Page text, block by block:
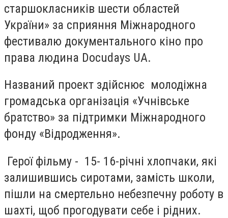
старшокласників шести областей
України» за сприяння Міжнародного
фестивалю документального кіно про
права людина Docudays UA.
Названий проект здійснює молодіжна
громадська організація «Учнівське
братство» за підтримки Міжнародного
фонду «Відродження».
Герої фільму - 15- 16-річні хлопчаки, які
залишившись сиротами, замість школи,
пішли на смертельно небезпечну роботу в
шахті, щоб прогодувати себе і рідних.